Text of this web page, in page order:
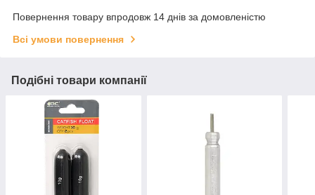
Повернення товару впродовж 14 днів за домовленістю
Всі умови повернення
Подібні товари компанії